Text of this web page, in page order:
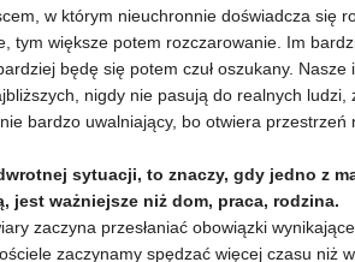
w którym nieuchronnie doświadcza się
tym większe potem rozczarowanie. Im
będę się potem czuł oszukany.
nigdy nie pasują do realnych
bardzo uwalniający, bo otwiera
sytuacji, to znaczy, gdy jedno z
jest ważniejsze niż dom, praca, rodzina.
zaczyna przesłaniać obowiązki
zaczynamy spędzać więcej czasu niż